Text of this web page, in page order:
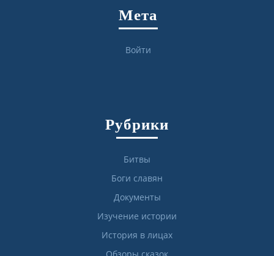
Мета
Войти
Рубрики
Битвы
Боги славян
Документы
Изучение истории
История в лицах